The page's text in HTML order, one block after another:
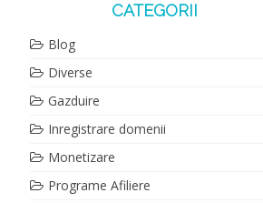
CATEGORII
Blog
Diverse
Gazduire
Inregistrare domenii
Monetizare
Programe Afiliere